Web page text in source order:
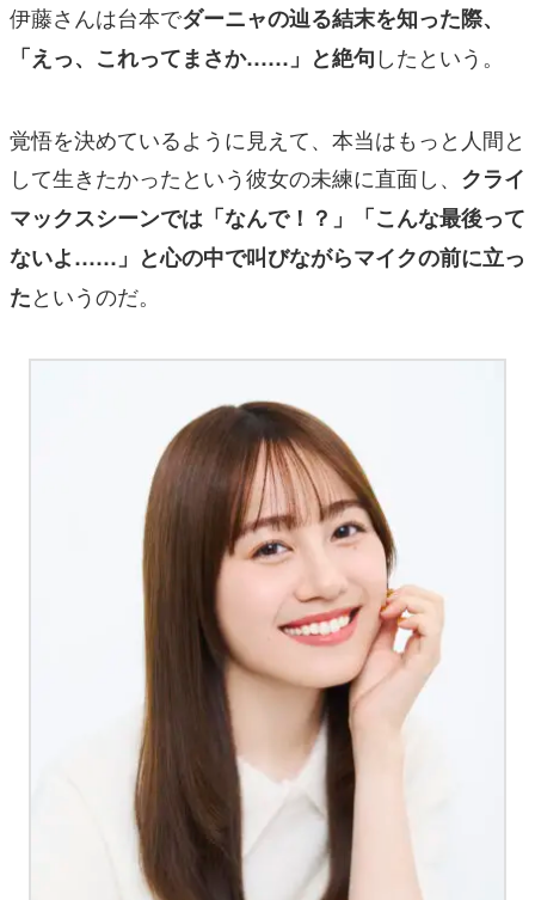
伊藤さんは台本でダーニャの辿る結末を知った際、
「えっ、これってまさか……」と絶句したという。
覚悟を決めているように見えて、本当はもっと人間と
して生きたかったという彼女の未練に直面し、 クライ
マックスシーンでは「なんで！？」「こんな最後って
ないよ……」と心の中で叫びながらマイクの前に立っ
たというのだ。